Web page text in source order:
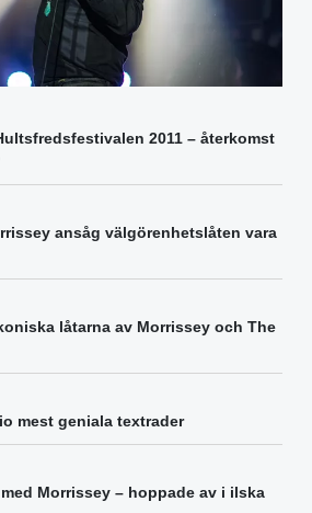
2011 – återkomst
ansåg välgörenhetslåten vara
låtarna av Morrissey och The
mest geniala textrader
Morrissey – hoppade av i ilska